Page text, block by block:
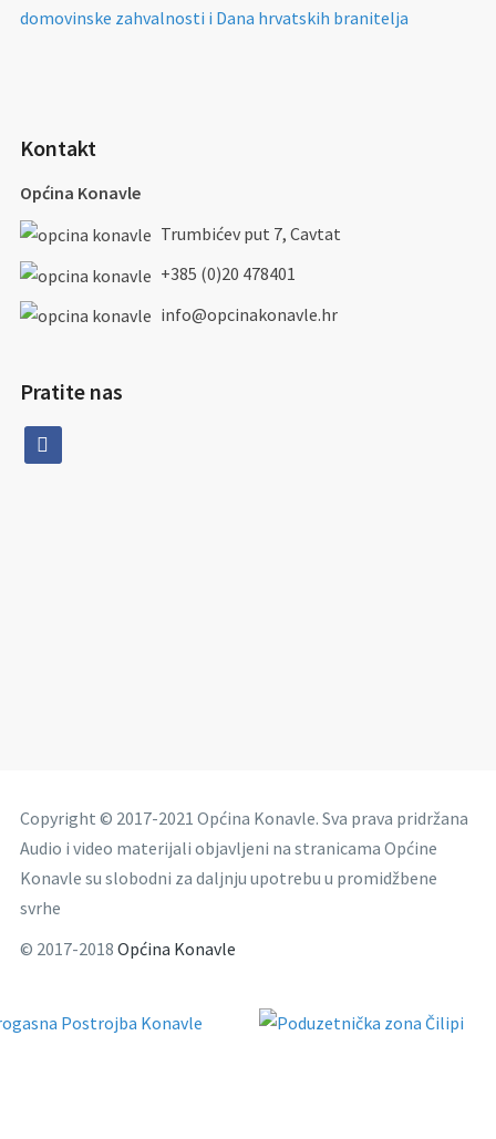
domovinske zahvalnosti i Dana hrvatskih branitelja
Kontakt
Općina Konavle
Trumbićev put 7, Cavtat
+385 (0)20 478401
info@opcinakonavle.hr
Pratite nas
facebook
Copyright © 2017-2021 Općina Konavle. Sva prava pridržana
Audio i video materijali objavljeni na stranicama Općine
Konavle su slobodni za daljnju upotrebu u promidžbene
svrhe
© 2017-2018 Općina Konavle